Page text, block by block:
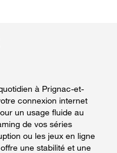
à Prignac-et-
connexion internet
un usage fluide au
de vos séries
ou les jeux en ligne
une stabilité et une